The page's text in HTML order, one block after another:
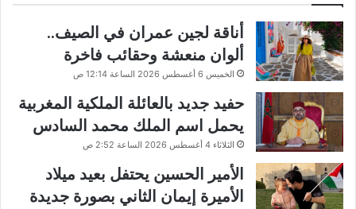
أناقة لجين عمران في الصيف..
ألوان منعشة وحقائب فاخرة
الخميس 6 أغسطس 2026 الساعة 12:14 ص
حفيد جديد بالعائلة الملكية المغربية
يحمل اسم الملك محمد السادس
الثلاثاء 4 أغسطس 2026 الساعة 2:52 ص
الأمير الحسين يحتفل بعيد ميلاد
الأميرة إيمان الثاني بصورة جديدة